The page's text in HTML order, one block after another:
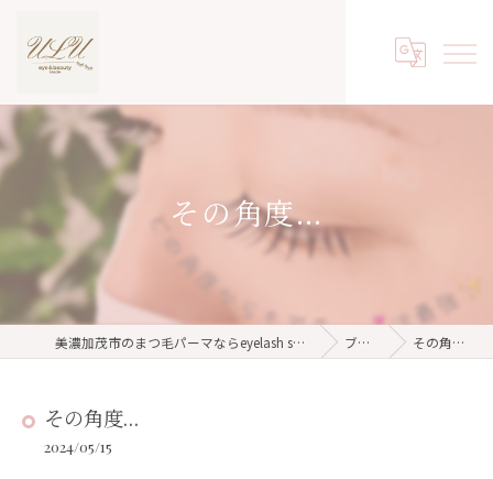
その角度…
美濃加茂市のまつ毛パーマならeyelash salon ulu ブログ その角度…
その角度…
2024/05/15